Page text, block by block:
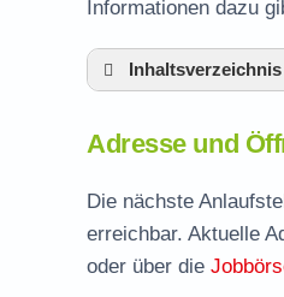
Informationen dazu
Inhaltsverzeichnis
Leistungen
Termin
Jobcenter St.
Adresse und
Die nächste
erreichbar. Aktuelle
oder über die